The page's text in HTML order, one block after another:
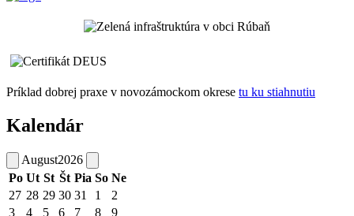
Príklad dobrej praxe v novozámockom okrese tu ku stiahnutiu
Kalendár
August2026
Po Ut St Št Pia So Ne
27 28 29 30 31 1
2
3
4 5 6 7 8
9